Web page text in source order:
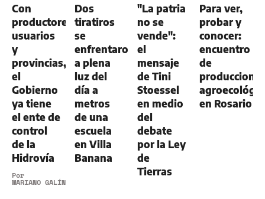
Con
productores,
usuarios
y
provincias,
el
Gobierno
ya tiene
el ente de
control
de la
Hidrovía
Por
MARIANO GALÍNDEZ
Dos
tiratiros
se
enfrentaron
a plena
luz del
día a
metros
de una
escuela
en Villa
Banana
"La patria
no se
vende":
el
mensaje
de Tini
Stoessel
en medio
del
debate
por la Ley
de
Tierras
Para ver,
probar y
conocer:
encuentro
de
en Rosario